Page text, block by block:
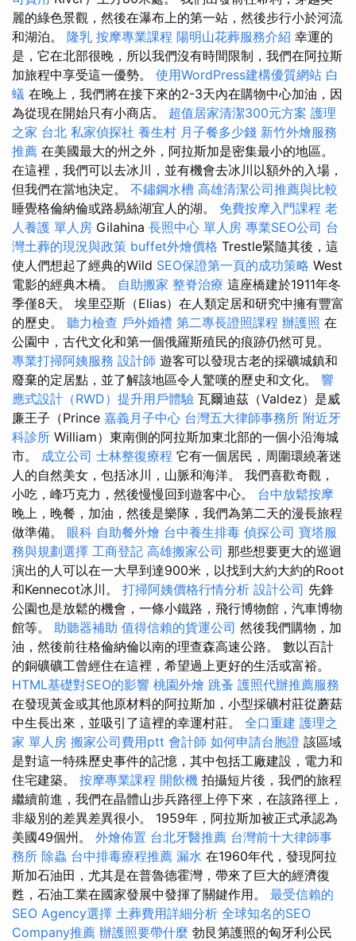
麗的綠色景觀，然後在瀑布上的第一站，然後步行小於河流
和湖泊。 隆乳 按摩專業課程 陽明山花葬服務介紹 幸運的
是，它在北部很晚，所以我們沒有時間限制，我們在阿拉斯
加旅程中享受這一優勢。 使用WordPress建構優質網站 白
蟻 在晚上，我們將在接下來的2-3天內在購物中心加油，因
為從現在開始只有小商店。 超值居家清潔300元方案 護理
之家 台北 私家偵探社 養生村 月子餐多少錢 新竹外燴服務
推薦 在美國最大的州之外，阿拉斯加是密集最小的地區。
在這裡，我們可以去冰川，並有機會去冰川以額外的入場，
但我們在當地決定。 不鏽鋼水槽 高雄清潔公司推薦與比較
睡覺格倫納倫或路易絲湖宜人的湖。 免費按摩入門課程 老
人養護 單人房 Gilahina 長照中心 單人房 專業SEO公司 台
灣土葬的現況與政策 buffet外燴價格 Trestle緊隨其後，這
使人們想起了經典的Wild SEO保證第一頁的成功策略 West
電影的經典木橋。 自助搬家 整脊治療 這座橋建於1911年冬
季僅8天。 埃里亞斯（Elias）在人類定居和研究中擁有豐富
的歷史。 聽力檢查 戶外婚禮 第二專長證照課程 辦護照 在
公園中，古代文化和第一個俄羅斯殖民的痕跡仍然可見。
專業打掃阿姨服務 設計師 遊客可以發現古老的採礦城鎮和
廢棄的定居點，並了解該地區令人驚嘆的歷史和文化。 響
應式設計（RWD）提升用戶體驗 瓦爾迪茲（Valdez）是威
廉王子（Prince 嘉義月子中心 台灣五大律師事務所 附近牙
科診所 William）東南側的阿拉斯加東北部的一個小沿海城
市。 成立公司 士林整復療程 它有一個居民，周圍環繞著迷
人的自然美女，包括冰川，山脈和海洋。 我們喜歡奇觀，
小吃，峰巧克力，然後慢慢回到遊客中心。 台中放鬆按摩
晚上，晚餐，加油，然後是樂隊，我們為第二天的漫長旅程
做準備。 眼科 自助餐外燴 台中養生排毒 偵探公司 寶塔服
務與規劃選擇 工商登記 高雄搬家公司 那些想要更大的巡迴
演出的人可以在一大早到達900米，以找到大約大約的Root
和Kennecot冰川。 打掃阿姨價格行情分析 設計公司 先鋒
公園也是放鬆的機會，一條小鐵路，飛行博物館，汽車博物
館等。 助聽器補助 值得信賴的貨運公司 然後我們購物，加
油，然後前往格倫納倫以南的理查森高速公路。 數以百計
的銅礦礦工曾經住在這裡，希望過上更好的生活或富裕。
HTML基礎對SEO的影響 桃園外燴 跳蚤 護照代辦推薦服務
在發現黃金或其他原材料的阿拉斯加，小型採礦村莊從蘑菇
中生長出來，並吸引了這裡的幸運村莊。 全口重建 護理之
家 單人房 搬家公司費用ptt 會計師 如何申請台胞證 該區域
是對這一特殊歷史事件的記憶，其中包括工廠建設，電力和
住宅建築。 按摩專業課程 開飲機 拍攝短片後，我們的旅程
繼續前進，我們在晶體山步兵路徑上停下來，在該路徑上，
非級別的差異差異很小。 1959年，阿拉斯加被正式承認為
美國49個州。 外燴佈置 台北牙醫推薦 台灣前十大律師事
務所 除蟲 台中排毒療程推薦 漏水 在1960年代，發現阿拉
斯加石油田，尤其是在普魯德霍灣，帶來了巨大的經濟復
甦，石油工業在國家發展中發揮了關鍵作用。 最受信賴的
SEO Agency選擇 土葬費用詳細分析 全球知名的SEO
Company推薦 辦護照要帶什麼 勃艮第護照的匈牙利公民